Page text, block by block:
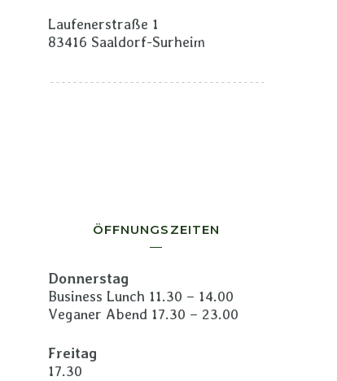
Laufenerstraße 1
83416 Saaldorf-Surheim
ÖFFNUNGSZEITEN
Donnerstag
Business Lunch 11.30 – 14.00
Veganer Abend 17.30 – 23.00
Freitag
17.30